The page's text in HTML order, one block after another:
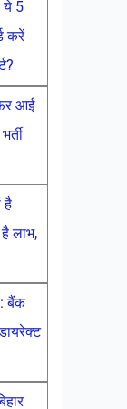
ये 5
करें
आई
है
लाभ,
बैंक